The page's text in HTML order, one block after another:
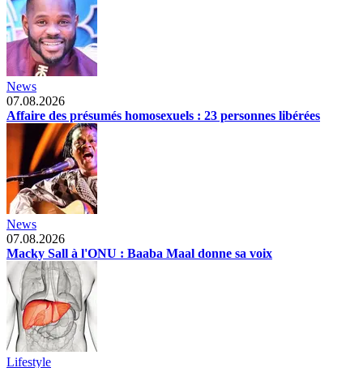
News
07.08.2026
Affaire des présumés homosexuels : 23 personnes libérées
News
07.08.2026
Macky Sall à l'ONU : Baaba Maal donne sa voix
Lifestyle